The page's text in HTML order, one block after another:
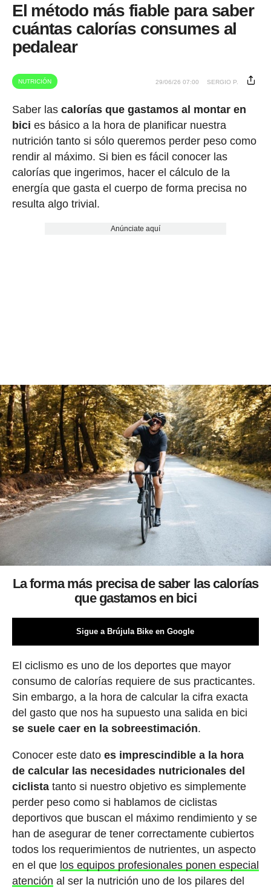
El método más fiable para saber
cuántas calorías consumes al
pedalear
NUTRICIÓN 29/06/26 07:00 SERGIO P.
Saber las calorías que gastamos al montar en
bici es básico a la hora de planificar nuestra
nutrición tanto si sólo queremos perder peso como
rendir al máximo. Si bien es fácil conocer las
calorías que ingerimos, hacer el cálculo de la
energía que gasta el cuerpo de forma precisa no
resulta algo trivial.
Anúnciate aquí
La forma más precisa de saber las calorías
que gastamos en bici
Sigue a Brújula Bike en Google
El ciclismo es uno de los deportes que mayor
consumo de calorías requiere de sus practicantes.
Sin embargo, a la hora de calcular la cifra exacta
del gasto que nos ha supuesto una salida en bici
se suele caer en la sobreestimación.
Conocer este dato es imprescindible a la hora
de calcular las necesidades nutricionales del
ciclistatanto si nuestro objetivo es simplemente
perder peso como si hablamos de ciclistas
deportivos que buscan el máximo rendimiento y se
han de asegurar de tener correctamente cubiertos
todos los requerimientos de nutrientes, un aspecto
en el que los equipos profesionales ponen especial
atención al ser la nutrición uno de los pilares del